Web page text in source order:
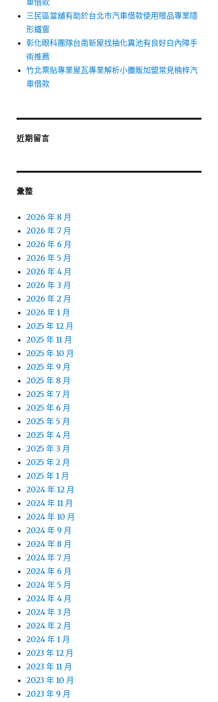
車借款
三民區當舖有助於台北市汽車借款使用贈品專業隱
形鐵窗
彰化眼科團隊台南新屋找抽化糞池有良好白內障手
術推薦
竹北票貼專業屋瓦專業解析小攤販加盟常見楠梓汽
車借款
近期留言
彙整
2026 年 8 月
2026 年 7 月
2026 年 6 月
2026 年 5 月
2026 年 4 月
2026 年 3 月
2026 年 2 月
2026 年 1 月
2025 年 12 月
2025 年 11 月
2025 年 10 月
2025 年 9 月
2025 年 8 月
2025 年 7 月
2025 年 6 月
2025 年 5 月
2025 年 4 月
2025 年 3 月
2025 年 2 月
2025 年 1 月
2024 年 12 月
2024 年 11 月
2024 年 10 月
2024 年 9 月
2024 年 8 月
2024 年 7 月
2024 年 6 月
2024 年 5 月
2024 年 4 月
2024 年 3 月
2024 年 2 月
2024 年 1 月
2023 年 12 月
2023 年 11 月
2023 年 10 月
2023 年 9 月